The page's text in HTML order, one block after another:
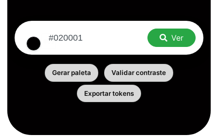
Ver
Gerar paleta Validar contraste
Exportar tokens